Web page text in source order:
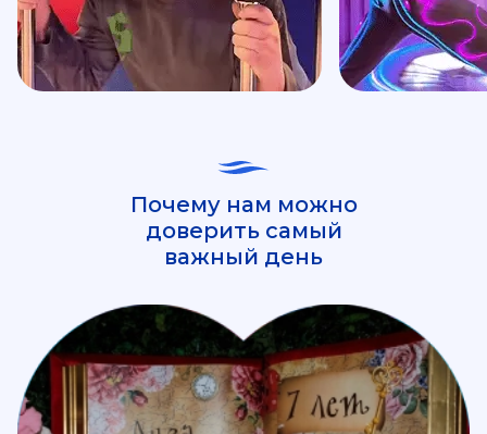
Почему нам можно
доверить самый
важный день